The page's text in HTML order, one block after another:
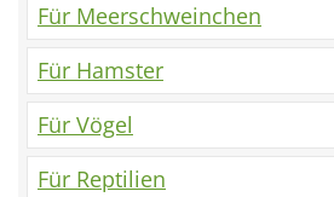
Für Meerschweinchen
Für Hamster
Für Vögel
Für Reptilien